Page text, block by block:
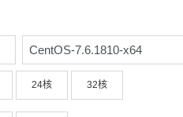
CentOS-7.6.1810-x64
24核 32核